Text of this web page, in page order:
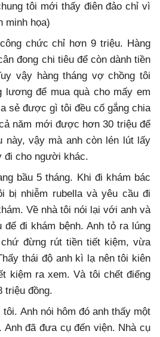
tôi mới thấy điên đảo chỉ vì
minh họa)
chức chỉ hơn 9 triệu. Hàng
đong chi tiêu để còn dành tiền
vậy hàng tháng vợ chồng tôi
lương để mua quà cho mấy em
sẻ được gì tôi đều cố gắng chia
năm mới được hơn 30 triệu để
này, vậy mà anh còn lén lút lấy
đi cho người khác.
bầu 5 tháng. Khi đi khám bác
bị nhiễm rubella và yêu cầu đi
Về nhà tôi nói lại với anh và
để đi khám bệnh. Anh tỏ ra lúng
đừng rút tiền tiết kiệm, vừa
thái độ anh kì lạ nên tôi kiên
kiệm ra xem. Và tôi chết điếng
triệu đồng.
Anh nói hôm đó anh thấy một
Anh đã đưa cụ đến viện. Nhà cụ